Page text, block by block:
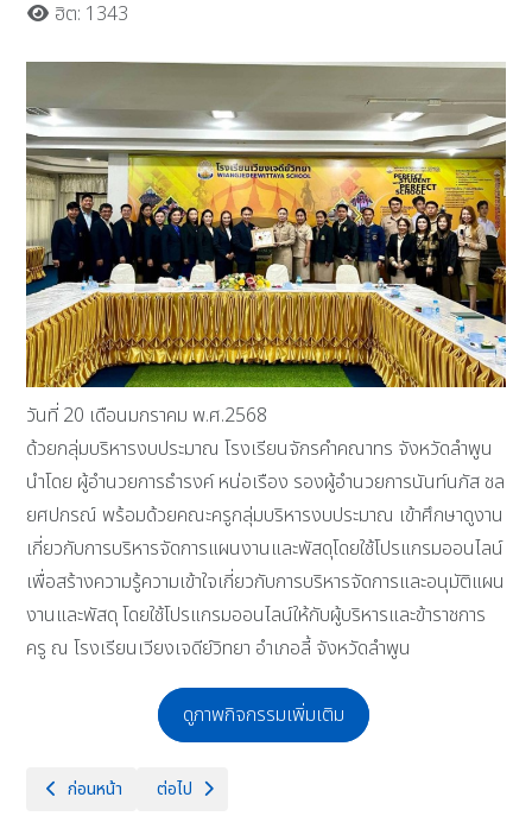
ฮิต: 1343
วันที่ 20 เดือนมกราคม พ.ศ.2568
ด้วยกลุ่มบริหารงบประมาณ โรงเรียนจักรคำคณาทร จังหวัดลำพูน
นำโดย ผู้อำนวยการธำรงค์ หน่อเรือง รองผู้อำนวยการนันท์นภัส ชล
ยศปกรณ์ พร้อมด้วยคณะครูกลุ่มบริหารงบประมาณ เข้าศึกษาดูงาน
เกี่ยวกับการบริหารจัดการแผนงานและพัสดุโดยใช้โปรแกรมออนไลน์
เพื่อสร้างความรู้ความเข้าใจเกี่ยวกับการบริหารจัดการและอนุมัติแผน
งานและพัสดุ โดยใช้โปรแกรมออนไลน์ให้กับผู้บริหารและข้าราชการ
ครู ณ โรงเรียนเวียงเจดีย์วิทยา อำเภอลี้ จังหวัดลำพูน
ดูภาพกิจกรรมเพิ่มเติม
เนื้อหาก่อนหน้า: ร่วมเป็นกำลังใจให้กับตัวแทนเยาวชน TO​ BE​
ก่อนหน้า เนื้อหาถัดไป: ขอแสดงความยินดีกับทีม CKK A-MATH
ต่อไป